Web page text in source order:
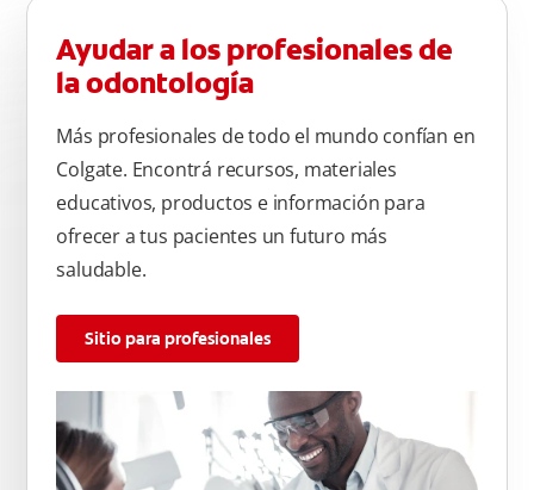
Ayudar a los profesionales de
la odontología
Más profesionales de todo el mundo confían en
Colgate. Encontrá recursos, materiales
educativos, productos e información para
ofrecer a tus pacientes un futuro más
saludable.
Sitio para profesionales